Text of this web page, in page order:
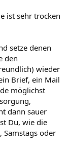
ist sehr trocken
setze denen
den
wieder
Brief, ein Mail
möglichst
dann sauer
Du, wie die
oder